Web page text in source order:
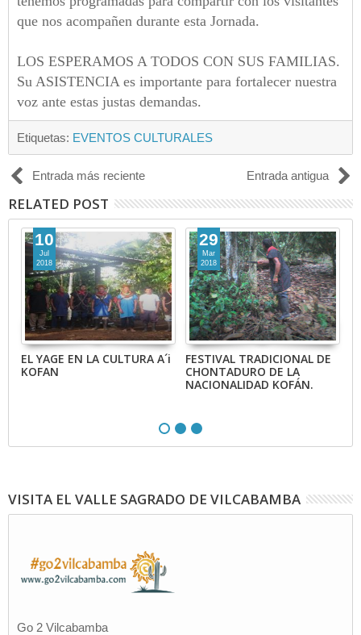
que nos acompañen durante esta Jornada.
LOS ESPERAMOS A TODOS CON SUS FAMILIAS.
Su ASISTENCIA es importante para fortalecer nuestra
voz ante estas justas demandas.
Etiquetas: EVENTOS CULTURALES
Entrada más reciente Entrada antigua
RELATED POST
10
Jul
2018
EL YAGE EN LA CULTURA A´i
KOFAN
29
Mar
2018
FESTIVAL TRADICIONAL DE
CHONTADURO DE LA
NACIONALIDAD KOFÁN.
VISITA EL VALLE SAGRADO DE VILCABAMBA
Go 2 Vilcabamba